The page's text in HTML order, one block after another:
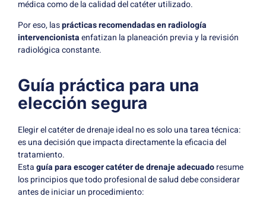
médica como de la calidad del catéter utilizado.
Por eso, lasprácticas recomendadas en radiología
intervencionistaenfatizan la planeación previa y la revisión
radiológica constante.
Guía práctica para una
elección segura
Elegir el catéter de drenaje ideal no es solo una tarea técnica:
es una decisión que impacta directamente la eficacia del
tratamiento.
Estaguía para escoger catéter de drenaje adecuadoresume
los principios que todo profesional de salud debe considerar
antes de iniciar un procedimiento: